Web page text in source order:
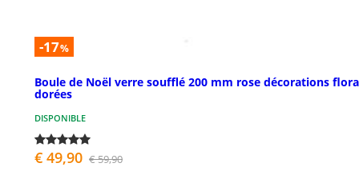
-17%
Boule de Noël verre soufflé 200 mm rose décorations
dorées
DISPONIBLE
€ 49,90 € 59,90